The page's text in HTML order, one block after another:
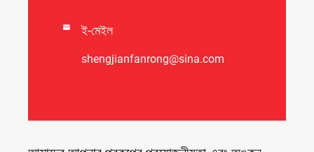
 ই-মেইল
shengjianfanrong@sina.com